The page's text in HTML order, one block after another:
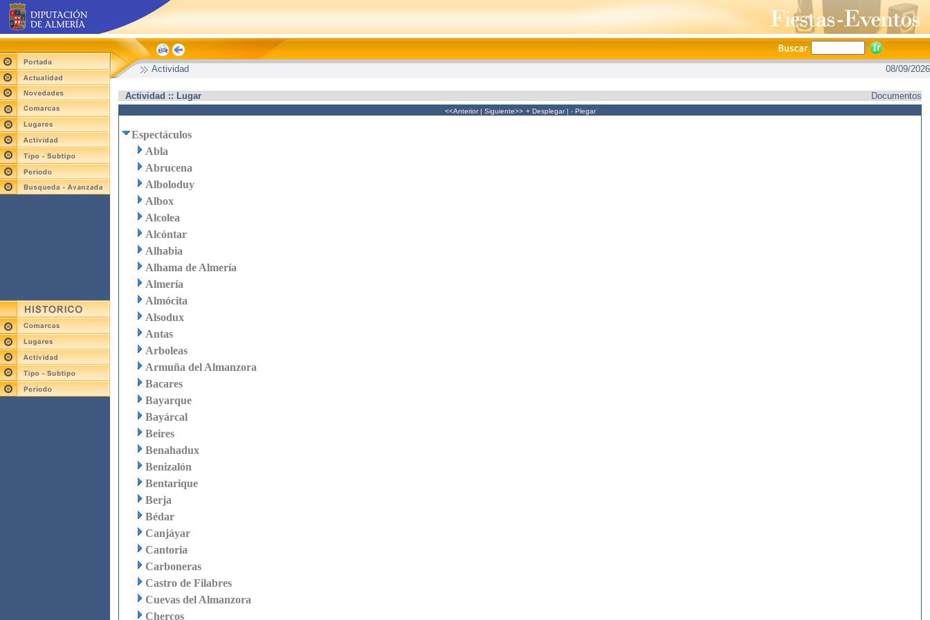
Actividad 08/09/2026
Actividad :: Lugar Documentos
<<Anterior| Siguiente>> + Desplegar| - Plegar
Espectáculos
Abla
Abrucena
Alboloduy
Albox
Alcolea
Alcóntar
Alhabia
Alhama de Almería
Almería
Almócita
Alsodux
Antas
Arboleas
Armuña del Almanzora
Bacares
Bayarque
Bayárcal
Beires
Benahadux
Benizalón
Bentarique
Berja
Bédar
Canjáyar
Cantoria
Carboneras
Castro de Filabres
Cuevas del Almanzora
Chercos